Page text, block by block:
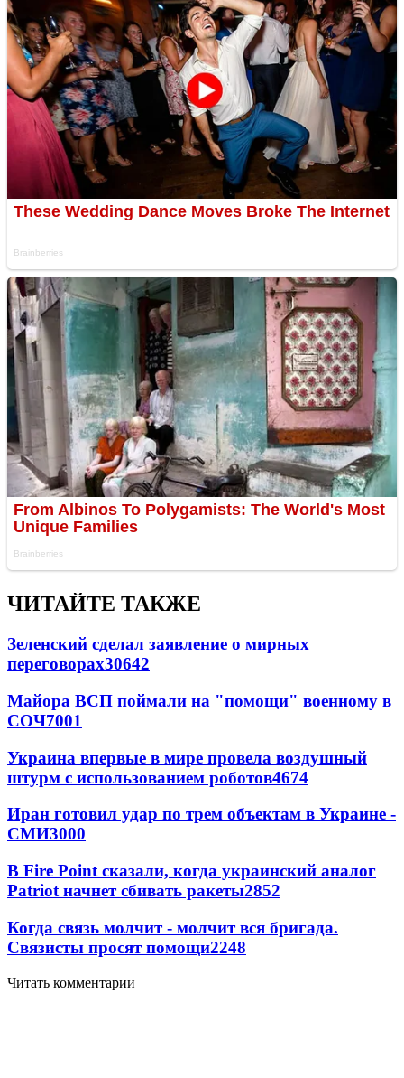
ЧИТАЙТЕ ТАКЖЕ
Зеленский сделал заявление о мирных
переговорах30642
Майора ВСП поймали на "помощи" военному в
СОЧ7001
Украина впервые в мире провела воздушный
штурм с использованием роботов4674
Иран готовил удар по трем объектам в Украине -
СМИ3000
В Fire Point сказали, когда украинский аналог
Patriot начнет сбивать ракеты2852
Когда связь молчит - молчит вся бригада.
Связисты просят помощи2248
Читать комментарии